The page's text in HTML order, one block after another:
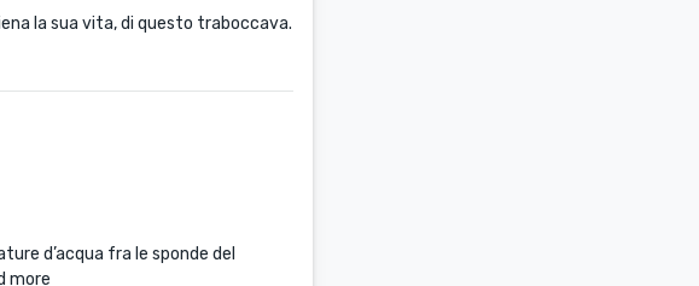
la sua vita, di questo traboccava.
d’acqua fra le sponde del
more